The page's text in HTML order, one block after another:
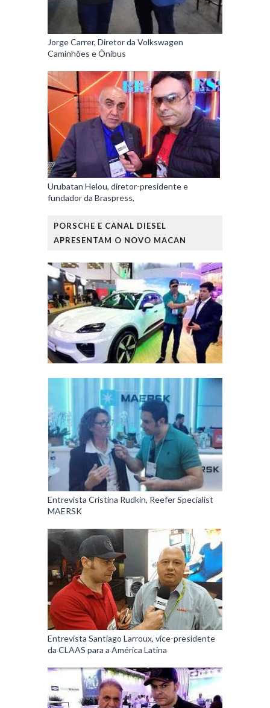
Jorge Carrer, Diretor da Volkswagen
Caminhões e Ônibus
Urubatan Helou, diretor-presidente e
fundador da Braspress,
PORSCHE E CANAL DIESEL
APRESENTAM O NOVO MACAN
Entrevista Cristina Rudkin, Reefer Specialist
MAERSK
Entrevista Santiago Larroux, vice-presidente
da CLAAS para a América Latina